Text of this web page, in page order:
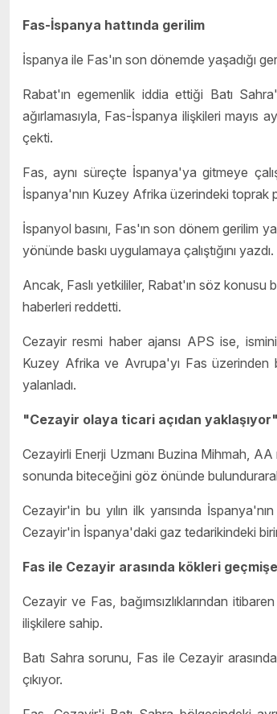
Fas-İspanya hattında gerilim
İspanya ile Fas'ın son dönemde yaşadığı
Rabat'ın egemenlik iddia ettiği Batı
ağırlamasıyla, Fas-İspanya ilişkileri
çekti.
Fas, aynı süreçte İspanya'ya gitmeye
İspanya'nın Kuzey Afrika üzerindeki toprak
İspanyol basını, Fas'ın son dönem gerilim
yönünde baskı uygulamaya çalıştığını yazdı.
Ancak, Faslı yetkililer, Rabat'ın söz
haberleri reddetti.
Cezayir resmi haber ajansı APS ise,
Kuzey Afrika ve Avrupa'yı Fas üzerinden
yalanladı.
"Cezayir olaya ticari açıdan yaklaşıyor"
Cezayirli Enerji Uzmanı Buzina Mihmah, AA
sonunda biteceğini göz önünde
Cezayir'in bu yılın ilk yarısında
Cezayir'in İspanya'daki gaz tedarikindeki
Fas ile Cezayir arasında kökleri
Cezayir ve Fas, bağımsızlıklarından
ilişkilere sahip.
Batı Sahra sorunu, Fas ile Cezayir
çıkıyor.